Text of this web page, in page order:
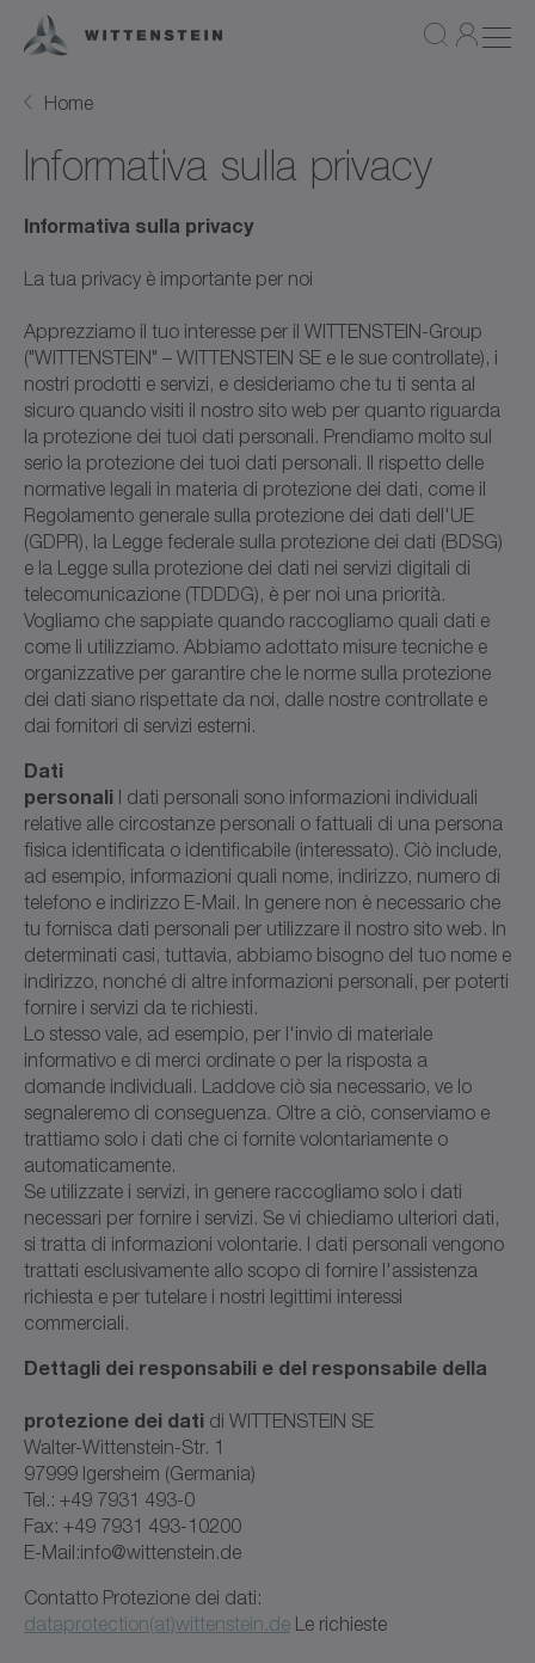
Home
Informativa sulla privacy
Informativa sulla privacy
La tua privacy è importante per noi
Apprezziamo il tuo interesse per il WITTENSTEIN-Group
("WITTENSTEIN" – WITTENSTEIN SE e le sue controllate), i
nostri prodotti e servizi, e desideriamo che tu ti senta al
sicuro quando visiti il nostro sito web per quanto riguarda
la protezione dei tuoi dati personali. Prendiamo molto sul
serio la protezione dei tuoi dati personali. Il rispetto delle
normative legali in materia di protezione dei dati, come il
Regolamento generale sulla protezione dei dati dell'UE
(GDPR), la Legge federale sulla protezione dei dati (BDSG)
e la Legge sulla protezione dei dati nei servizi digitali di
telecomunicazione (TDDDG), è per noi una priorità.
Vogliamo che sappiate quando raccogliamo quali dati e
come li utilizziamo. Abbiamo adottato misure tecniche e
organizzative per garantire che le norme sulla protezione
dei dati siano rispettate da noi, dalle nostre controllate e
dai fornitori di servizi esterni.
Dati
personali I dati personali sono informazioni individuali
relative alle circostanze personali o fattuali di una persona
fisica identificata o identificabile (interessato). Ciò include,
ad esempio, informazioni quali nome, indirizzo, numero di
telefono e indirizzo E-Mail. In genere non è necessario che
tu fornisca dati personali per utilizzare il nostro sito web. In
determinati casi, tuttavia, abbiamo bisogno del tuo nome e
indirizzo, nonché di altre informazioni personali, per poterti
fornire i servizi da te richiesti.
Lo stesso vale, ad esempio, per l'invio di materiale
informativo e di merci ordinate o per la risposta a
domande individuali. Laddove ciò sia necessario, ve lo
segnaleremo di conseguenza. Oltre a ciò, conserviamo e
trattiamo solo i dati che ci fornite volontariamente o
automaticamente.
Se utilizzate i servizi, in genere raccogliamo solo i dati
necessari per fornire i servizi. Se vi chiediamo ulteriori dati,
si tratta di informazioni volontarie. I dati personali vengono
trattati esclusivamente allo scopo di fornire l'assistenza
richiesta e per tutelare i nostri legittimi interessi
commerciali.
Dettagli dei responsabili e del responsabile della
protezione dei dati di WITTENSTEIN SE
Walter-Wittenstein-Str. 1
97999 Igersheim (Germania)
Tel.: +49 7931 493-0
Fax: +49 7931 493-10200
E-Mail:info@wittenstein.de
Contatto Protezione dei dati:
dataprotection(at)wittenstein.de Le richieste